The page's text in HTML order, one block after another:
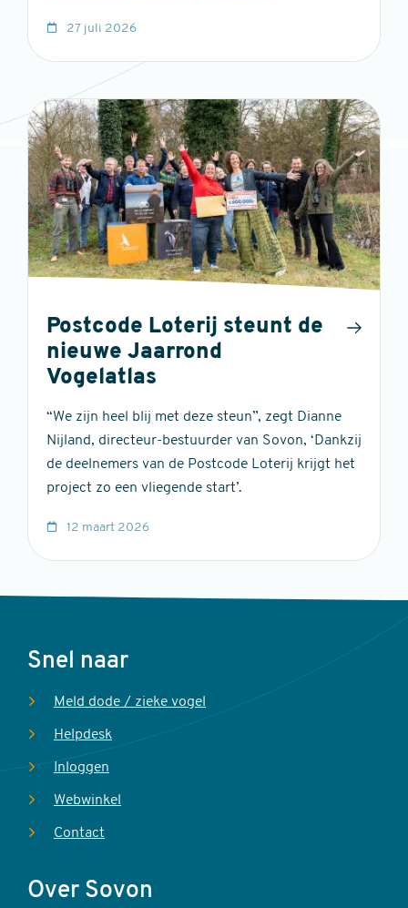
27 juli 2026
Postcode Loterij steunt de
nieuwe Jaarrond
Vogelatlas
“We zijn heel blij met deze steun”, zegt Dianne
Nijland, directeur-bestuurder van Sovon, ‘Dankzij
de deelnemers van de Postcode Loterij krijgt het
project zo een vliegende start’.
12 maart 2026
Voet
Snel naar
Meld dode / zieke vogel
Helpdesk
Inloggen
Webwinkel
Contact
Over Sovon